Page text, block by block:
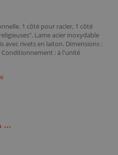
1 côté pour racler, 1 côté
Lame acier inoxydable
avec rivets en laiton. Dimensions :
Conditionnement : à l'unité
...